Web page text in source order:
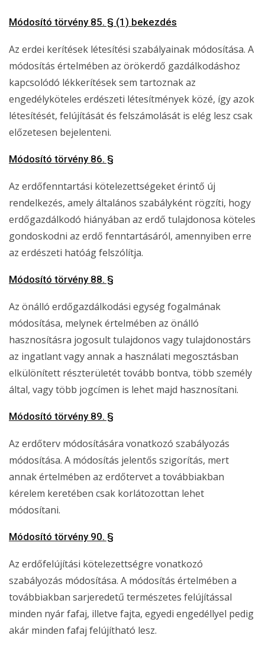
Módosító törvény 85. § (1) bekezdés
Az erdei kerítések létesítési szabályainak módosítása. A
módosítás értelmében az örökerdő gazdálkodáshoz
kapcsolódó lékkerítések sem tartoznak az
engedélyköteles erdészeti létesítmények közé, így azok
létesítését, felújítását és felszámolását is elég lesz csak
előzetesen bejelenteni.
Módosító törvény 86. §
Az erdőfenntartási kötelezettségeket érintő új
rendelkezés, amely általános szabályként rögzíti, hogy
erdőgazdálkodó hiányában az erdő tulajdonosa köteles
gondoskodni az erdő fenntartásáról, amennyiben erre
az erdészeti hatóág felszólítja.
Módosító törvény 88. §
Az önálló erdőgazdálkodási egység fogalmának
módosítása, melynek értelmében az önálló
hasznosításra jogosult tulajdonos vagy tulajdonostárs
az ingatlant vagy annak a használati megosztásban
elkülönített részterületét tovább bontva, több személy
által, vagy több jogcímen is lehet majd hasznosítani.
Módosító törvény 89. §
Az erdőterv módosítására vonatkozó szabályozás
módosítása. A módosítás jelentős szigorítás, mert
annak értelmében az erdőtervet a továbbiakban
kérelem keretében csak korlátozottan lehet
módosítani.
Módosító törvény 90. §
Az erdőfelújítási kötelezettségre vonatkozó
szabályozás módosítása. A módosítás értelmében a
továbbiakban sarjeredetű természetes felújítással
minden nyár fafaj, illetve fajta, egyedi engedéllyel pedig
akár minden fafaj felújítható lesz.